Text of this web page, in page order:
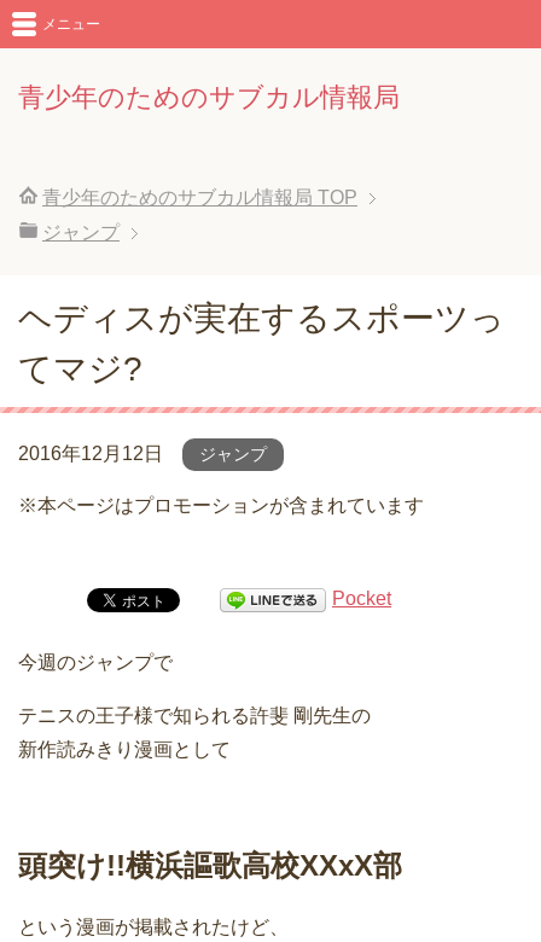
青少年のためのサブカル情報局
メニュー
青少年のためのサブカル情報局 TOP
ジャンプ
ヘディスが実在するスポーツっ
てマジ?
2016年12月12日 ジャンプ
※本ページはプロモーションが含まれています
Pocket
今週のジャンプで
テニスの王子様で知られる許斐 剛先生の
新作読みきり漫画として
頭突け!!横浜謳歌高校XXxX部
という漫画が掲載されたけど、